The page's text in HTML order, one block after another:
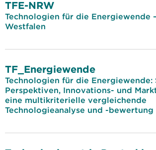
TFE-NRW
Technologien für die Energiewende
Westfalen
TF_Energiewende
Technologien für die Energiewende:
Perspektiven, Innovations- und
eine multikriterielle vergleichende
Technologieanalyse und -bewertung